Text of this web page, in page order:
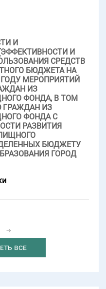
И
И
СРЕДСТВ
БЮДЖЕТА НА
ГОДУ МЕРОПРИЯТИЙ
ИЗ
ФОНДА, В ТОМ
ГРАЖДАН ИЗ
ФОНДА С
РАЗВИТИЯ
БЮДЖЕТУ
ГОРОД
→
все